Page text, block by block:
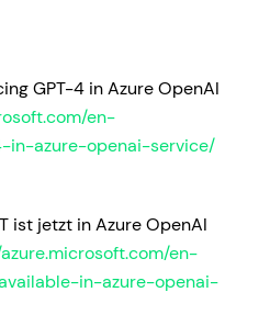
GPT-4 in Azure OpenAI
en-
in-azure-openai-service/
ist jetzt in Azure OpenAI
en-
in-azure-openai-